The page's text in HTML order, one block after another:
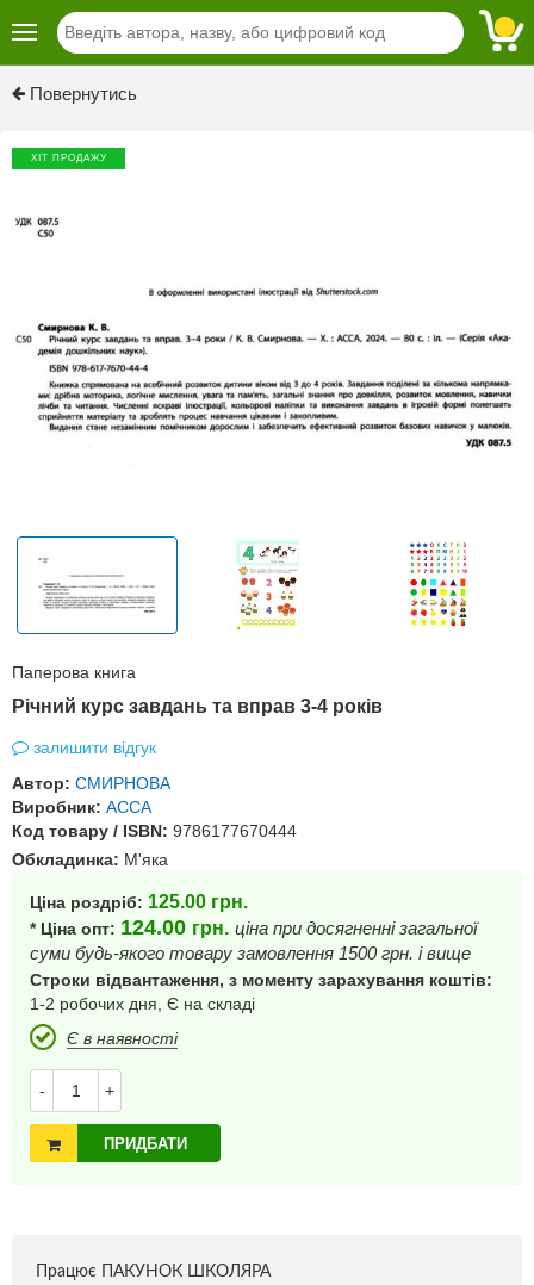
Повернутись
ХІТ ПРОДАЖУ
Паперова книга
Річний курс завдань та вправ 3-4 років
залишити відгук
Автор: СМИРНОВА
Виробник: АССА
Код товару / ISBN: 9786177670444
Обкладинка: М'яка
Ціна роздріб: 125.00 грн.
* Ціна опт: 124.00 грн. ціна при досягненні загальної
суми будь-якого товару замовлення 1500 грн. і вище
Строки відвантаження, з моменту зарахування коштів:
1-2 робочих дня, Є на складі
Є в наявності
- +
ПРИДБАТИ
Працює ПАКУНОК ШКОЛЯРА